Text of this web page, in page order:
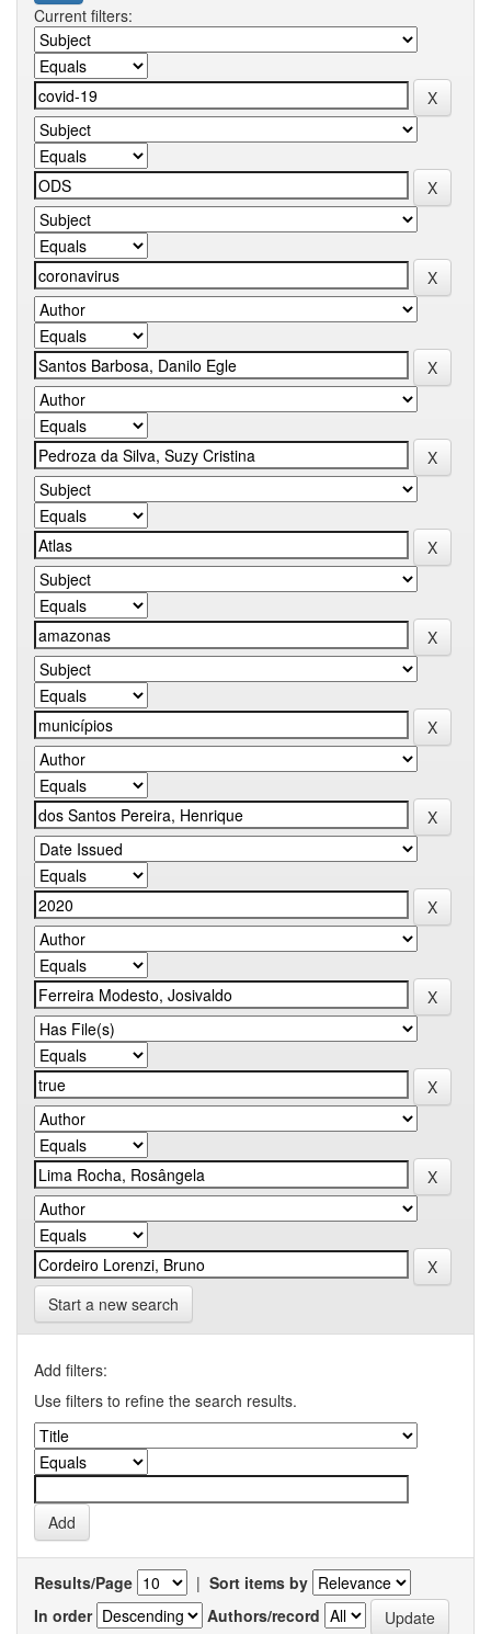
Current filters:
Start a new search
Add filters:
Use filters to refine the search results.
Results/Page | Sort items by
In order
Authors/record